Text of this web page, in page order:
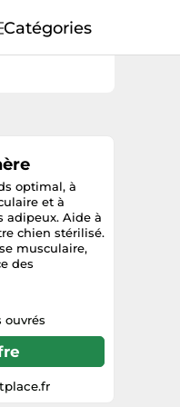
Catégories
optimal, à
et à
adipeux. Aide à
chien stérilisé.
musculaire,
des
ouvrés